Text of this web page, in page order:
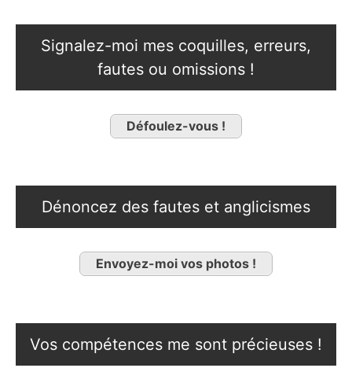
Signalez-moi mes coquilles, erreurs,
fautes ou omissions !
Défoulez-vous !
Dénoncez des fautes et anglicismes
Envoyez-moi vos photos !
Vos compétences me sont précieuses !